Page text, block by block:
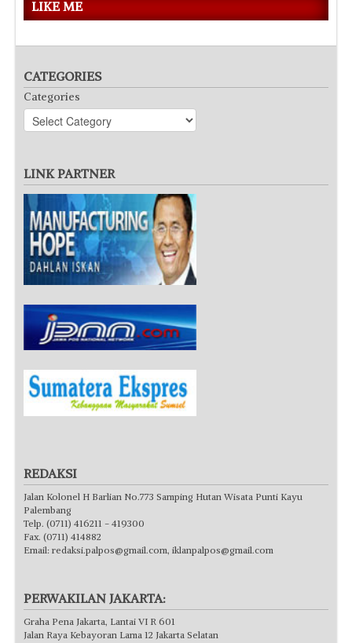
LIKE ME
CATEGORIES
Categories
LINK PARTNER
REDAKSI
Jalan Kolonel H Barlian No.773 Samping Hutan Wisata Punti Kayu
Palembang
Telp. (0711) 416211 - 419300
Fax. (0711) 414882
Email: redaksi.palpos@gmail.com, iklanpalpos@gmail.com
PERWAKILAN JAKARTA:
Graha Pena Jakarta, Lantai VI R 601
Jalan Raya Kebayoran Lama 12 Jakarta Selatan